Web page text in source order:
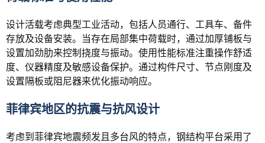
设计活载考虑典型工业活动，包括人员通行、工具车、备件
存放及设备安装。当存在局部集中荷载时，通过加厚铺板与
设置加劲肋来控制挠度与振动。使用性能标准注重操作舒适
度、仪器精度及敏感设备保护。通过构件尺寸、节点刚度及
设置隔板或阻尼器来优化振动响应。
菲律宾地区的抗震与抗风设计
考虑到菲律宾地震频发且多台风的特点，钢结构平台采用了